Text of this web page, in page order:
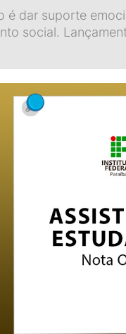
é dar suporte
social.